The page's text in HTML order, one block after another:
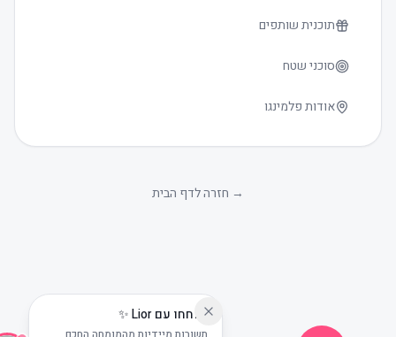
גודל טקסט
שוחחו עם Lior ✨
תוכנית שותפים
סוכני שטח
אודות פלמינגו
חזרה לדף הבית